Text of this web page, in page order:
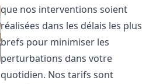
que nos interventions soient
réalisées dans les délais les plus
brefs pour minimiser les
perturbations dans votre
quotidien. Nos tarifs sont